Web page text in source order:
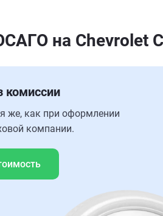
на Chevrolet
комиссии
же, как при оформлении
компании.